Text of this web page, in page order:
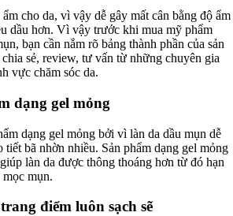
cho da, vì vậy dễ gây mất cân bằng độ ẩm
dầu hơn. Vì vậy trước khi mua mỹ phẩm
bạn cần nắm rõ bảng thành phần của sản
sẻ, review, tư vấn từ những chuyên gia
vực chăm sóc da.
dạng gel mỏng
dạng gel mỏng bởi vì làn da dầu mụn dễ
bã nhờn nhiều. Sản phẩm dạng gel mỏng
làn da được thông thoáng hơn từ đó hạn
mụn.
điểm luôn sạch sẽ